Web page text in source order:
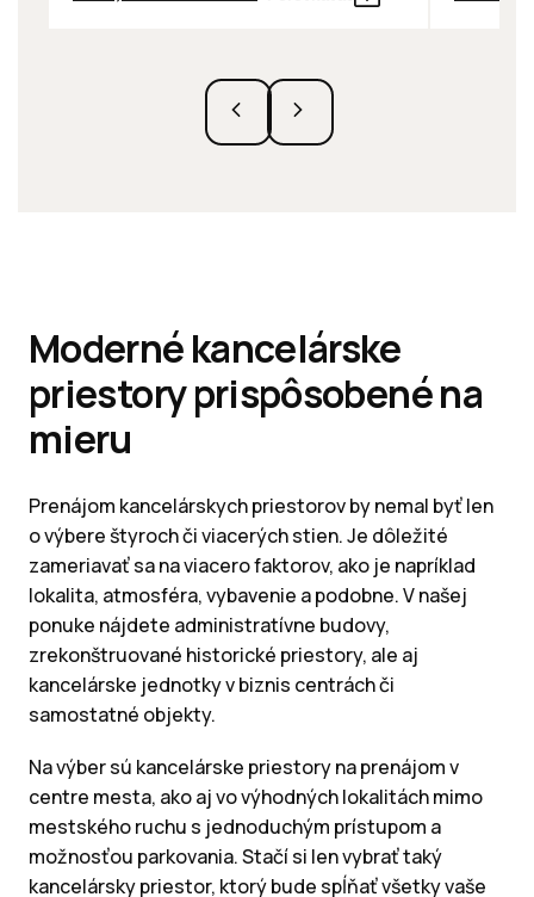
Moderné kancelárske
priestory prispôsobené na
mieru
Prenájom kancelárskych priestorov by nemal byť len
o výbere štyroch či viacerých stien. Je dôležité
zameriavať sa na viacero faktorov, ako je napríklad
lokalita, atmosféra, vybavenie a podobne. V našej
ponuke nájdete administratívne budovy,
zrekonštruované historické priestory, ale aj
kancelárske jednotky v biznis centrách či
samostatné objekty.
Na výber sú kancelárske priestory na prenájom v
centre mesta, ako aj vo výhodných lokalitách mimo
mestského ruchu s jednoduchým prístupom a
možnosťou parkovania. Stačí si len vybrať taký
kancelársky priestor, ktorý bude spĺňať všetky vaše